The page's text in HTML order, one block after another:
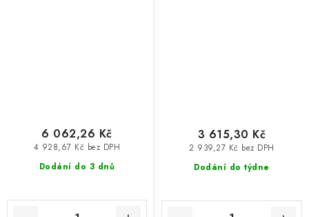
Dodání do 3 dnů
4 928,67 Kč bez DPH
6 062,26 Kč
Dodání do týdne
2 939,27 Kč bez DPH
3 615,30 Kč